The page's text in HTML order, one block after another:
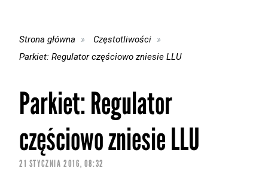
Strona główna
Częstotliwości
Parkiet: Regulator częściowo zniesie LLU
Parkiet: Regulator
częściowo zniesie LLU
21 STYCZNIA 2016, 08:32